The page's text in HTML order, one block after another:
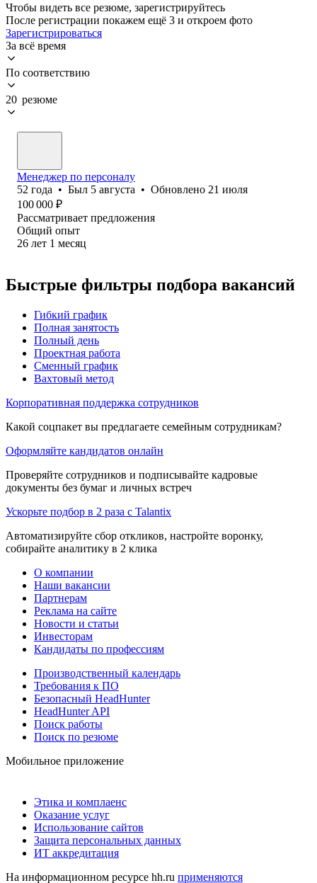
Чтобы видеть все резюме, зарегистрируйтесь
После регистрации покажем ещё 3 и откроем фото
Зарегистрироваться
За всё время
По соответствию
20 резюме
Менеджер по персоналу
52 года • Был 5 августа • Обновлено 21 июля
100 000 ₽
Рассматривает предложения
Общий опыт
26 лет 1 месяц
Быстрые фильтры подбора вакансий
Гибкий график
Полная занятость
Полный день
Проектная работа
Сменный график
Вахтовый метод
Корпоративная поддержка сотрудников
Какой соцпакет вы предлагаете семейным сотрудникам?
Оформляйте кандидатов онлайн
Проверяйте сотрудников и подписывайте кадровые
документы без бумаг и личных встреч
Ускорьте подбор в 2 раза с Talantix
Автоматизируйте сбор откликов, настройте воронку,
собирайте аналитику в 2 клика
О компании
Наши вакансии
Партнерам
Реклама на сайте
Новости и статьи
Инвесторам
Кандидаты по профессиям
Производственный календарь
Требования к ПО
Безопасный HeadHunter
HeadHunter API
Поиск работы
Поиск по резюме
Мобильное приложение
Этика и комплаенс
Оказание услуг
Использование сайтов
Защита персональных данных
ИТ аккредитация
На информационном ресурсе hh.ru применяются